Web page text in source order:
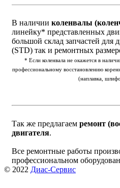
В наличии коленвалы
линейку* представленных
большой склад запчастей для
(STD) так и ремонтных
* Если коленвала не окажется в
профессиональному восстановлению
(наплавка,
Так же предлагаем ремонт
двигателя.
Все ремонтные работы
профессиональном
© 2022 Диас-Сервис